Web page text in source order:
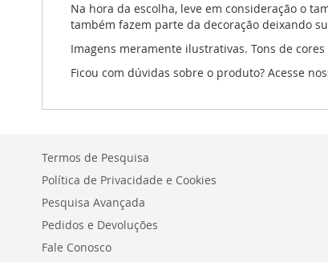
Na hora da escolha, leve em consideração o
também fazem parte da decoração deixando
Imagens meramente ilustrativas. Tons de
Ficou com dúvidas sobre o produto? Acesse
Termos de Pesquisa
Política de Privacidade e Cookies
Pesquisa Avançada
Pedidos e Devoluções
Fale Conosco